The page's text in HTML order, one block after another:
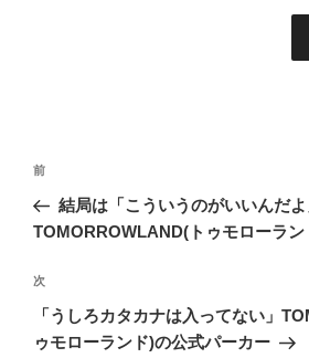
投
ナ
ゲ
ー
シ
前
の
投
前
結局は「こういうのがいいんだ
TOMORROWLAND(トゥモローラン
次
の
投
次
「うしろカタカナは入ってない」
ゥモローランド)の公式パーカー